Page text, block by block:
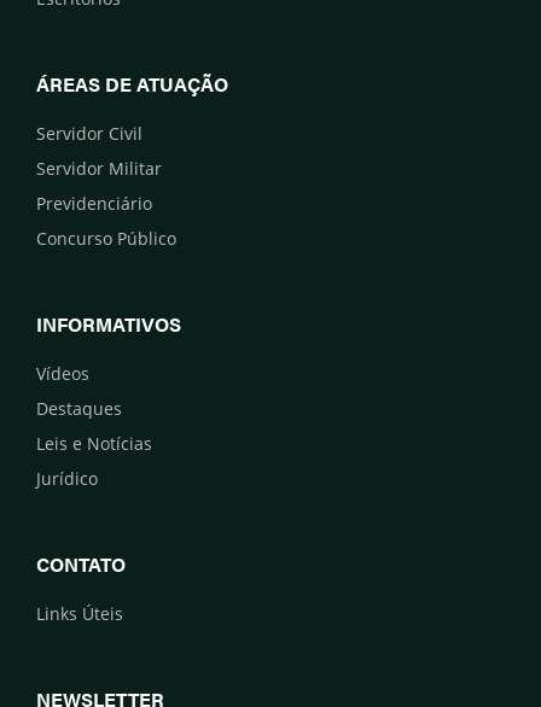
ÁREAS DE ATUAÇÃO
Servidor Civil
Servidor Militar
Previdenciário
Concurso Público
INFORMATIVOS
Vídeos
Destaques
Leis e Notícias
Jurídico
CONTATO
Links Úteis
NEWSLETTER